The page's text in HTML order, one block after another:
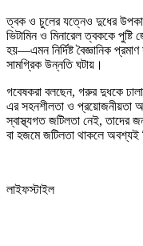
ত্বক ও চুলের যত্নেও দুধের
ভিটামিন ও মিনারেল ত্বককে
হয়—এমন নির্দিষ্ট বৈজ্ঞানিক
সামগ্রিক উন্নতি ঘটায়।
গবেষকরা বলছেন, গরুর দুধকে
এর সহনশীলতা ও প্রয়োজনীয়তা
স্বাস্থ্যগত জটিলতা নেই, তাদের
বা হজমে জটিলতা থাকলে অবশ্যই
লাইফস্টাইল